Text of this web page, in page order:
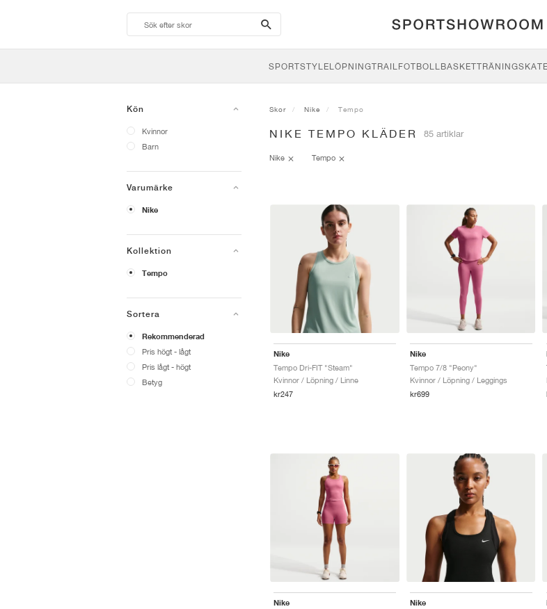
search-
btn
SPORTSTYLELÖPNINGTRAILFOTBOLLBASKETTRÄNING
Kön
Kvinnor
Barn
Varumärke
Nike
Kollektion
Tempo
Sortera
Rekommenderad
Pris högt - lågt
Pris lågt - högt
Betyg
Skor Nike Tempo
NIKE TEMPO KLÄDER 85 artiklar
Nike Tempo
Nike
Tempo Dri-FIT "Steam"
Kvinnor / Löpning / Linne
kr247
Nike
Tempo 7/8 "Peony"
Kvinnor / Löpning / Leggings
kr699
Nike Nike